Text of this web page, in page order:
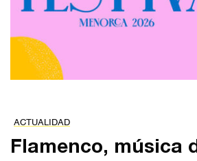
ACTUALIDAD
Flamenco, música